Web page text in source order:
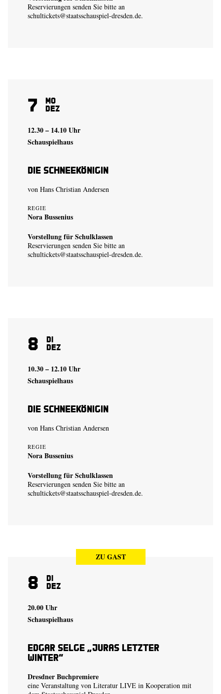
Reservierungen senden Sie bitte an
schultickets@staatsschauspiel-dresden.de.
7 Mo
Dez
12.30 – 14.10 Uhr
Schauspielhaus
Die Schneekönigin
von Hans Christian Andersen
REGIE
Nora Bussenius
Vorstellung für Schulklassen
Reservierungen senden Sie bitte an
schultickets@staatsschauspiel-dresden.de.
8 Di
Dez
10.30 – 12.10 Uhr
Schauspielhaus
Die Schneekönigin
von Hans Christian Andersen
REGIE
Nora Bussenius
Vorstellung für Schulklassen
Reservierungen senden Sie bitte an
schultickets@staatsschauspiel-dresden.de.
ZU GAST
8 Di
Dez
20.00 Uhr
Schauspielhaus
Edgar Selge „Juras letzter
Winter“
Dresdner Buchpremiere
eine Veranstaltung von Literatur LIVE in Kooperation mit